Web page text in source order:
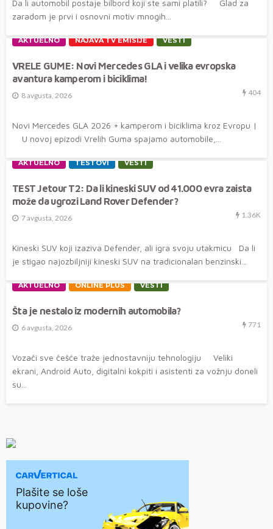
Da li automobil postaje bilbord koji ste sami platili? Glad za
zaradom je prvi i osnovni motiv mnogih...
AKTUELNO NAJAVA TV EMISIJE VESTI
VRELE GUME: Novi Mercedes GLA i velika evropska
avantura kamperom i biciklima!
8 avgusta, 2026 404
Novi Mercedes GLA 2026 + kamperom i biciklima kroz Evropu |
U novoj epizodi Vrelih Guma spajamo automobile,...
AKTUELNO TESTOVI VESTI
TEST Jetour T2: Da li kineski SUV od 41.000 evra zaista
može da ugrozi Land Rover Defender?
7 avgusta, 2026 1.36K
Kineski SUV koji izaziva Defender, ali igra svoju utakmicu Da li
je stigao najozbiljniji kineski SUV na tradicionalan benzinski...
AKTUELNO ONLINE PLUS VESTI
Šta je nestalo iz modernih automobila?
6 avgusta, 2026 771
Vozači sve češće traže jednostavniju tehnologiju Veliki
ekrani, Android Auto, digitalni kokpiti i asistenti za vožnju doneli
su...